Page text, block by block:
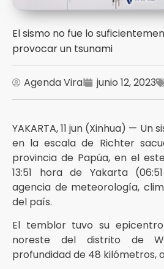
El sismo no fue lo
provocar un tsunami
Agenda Viral junio 12, 2023
YAKARTA, 11 jun (Xinhua) — Un
en la escala de Richter
provincia de Papúa, en el
13:51 hora de Yakarta
agencia de meteorología,
del país.
El temblor tuvo su
noreste del distrito de
profundidad de 48 kilómetros,